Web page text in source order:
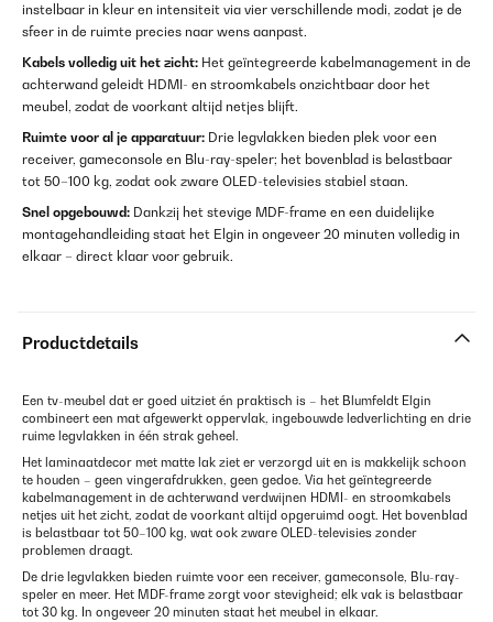
instelbaar in kleur en intensiteit via vier verschillende modi, zodat je de
sfeer in de ruimte precies naar wens aanpast.
Kabels volledig uit het zicht: Het geïntegreerde kabelmanagement in de
achterwand geleidt HDMI- en stroomkabels onzichtbaar door het
meubel, zodat de voorkant altijd netjes blijft.
Ruimte voor al je apparatuur: Drie legvlakken bieden plek voor een
receiver, gameconsole en Blu-ray-speler; het bovenblad is belastbaar
tot 50–100 kg, zodat ook zware OLED-televisies stabiel staan.
Snel opgebouwd: Dankzij het stevige MDF-frame en een duidelijke
montagehandleiding staat het Elgin in ongeveer 20 minuten volledig in
elkaar – direct klaar voor gebruik.
Productdetails
Een tv-meubel dat er goed uitziet én praktisch is – het Blumfeldt Elgin
combineert een mat afgewerkt oppervlak, ingebouwde ledverlichting en drie
ruime legvlakken in één strak geheel.
Het laminaatdecor met matte lak ziet er verzorgd uit en is makkelijk schoon
te houden – geen vingerafdrukken, geen gedoe. Via het geïntegreerde
kabelmanagement in de achterwand verdwijnen HDMI- en stroomkabels
netjes uit het zicht, zodat de voorkant altijd opgeruimd oogt. Het bovenblad
is belastbaar tot 50–100 kg, wat ook zware OLED-televisies zonder
problemen draagt.
De drie legvlakken bieden ruimte voor een receiver, gameconsole, Blu-ray-
speler en meer. Het MDF-frame zorgt voor stevigheid; elk vak is belastbaar
tot 30 kg. In ongeveer 20 minuten staat het meubel in elkaar.